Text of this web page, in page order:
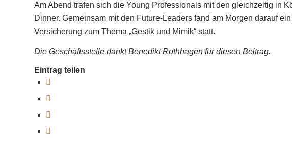
Am Abend trafen sich die Young Professionals mit den gleichzeitig in
Dinner. Gemeinsam mit den Future-Leaders fand am Morgen darauf
Versicherung zum Thema „Gestik und Mimik“ statt.
Die Geschäftsstelle dankt Benedikt Rothhagen für diesen Beitrag.
Eintrag teilen